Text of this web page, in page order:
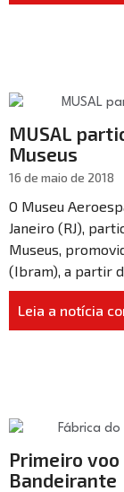
MUSAL
Museus
16 de maio de 2018
O Museu
Janeiro (RJ),
Museus,
(Ibram), a partir
Leia a notícia
Primeiro voo
Bandeirante